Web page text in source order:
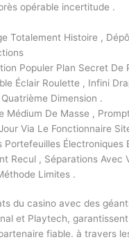
opérable incertitude .
Totalement Histoire ,
Populer Plan Secret De
Éclair Roulette , Infini
Dimension .
Médium De Masse ,
Via Le Fonctionnaire
Portefeuilles Électroniques
Recul , Séparations Avec
Limites .
du casino avec des
et Playtech,
fiable. à travers